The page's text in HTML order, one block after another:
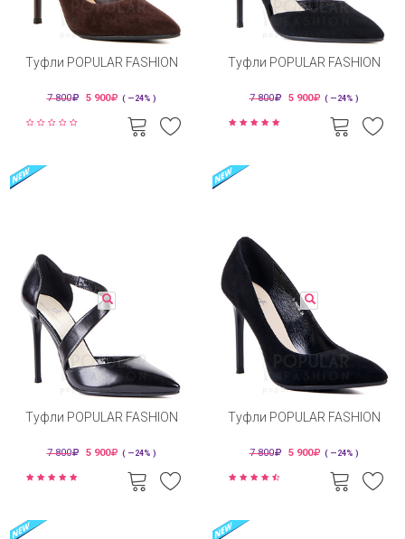
Туфли POPULAR FASHION
7 800 5 900 ( —24% )
Туфли POPULAR FASHION
7 800 5 900 ( —24% )
Туфли POPULAR FASHION
7 800 5 900 ( —24% )
Туфли POPULAR FASHION
7 800 5 900 ( —24% )